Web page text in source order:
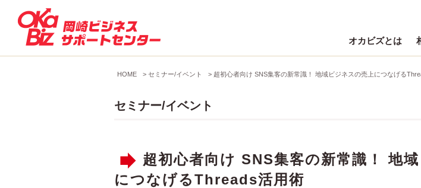
オカビズとは
HOME > セミナー/イベント > 超初心者向け SNS集客の新常識！ 地域ビジネスの売上につなげる
セミナー/イベント
超初心者向け SNS集客の新常識！ 地
につなげるThreads活用術